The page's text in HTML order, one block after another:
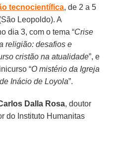
tecnocientífica, de 2 a 5
Leopoldo). A
dia 3, com o tema “Crise
religião: desafios e
cristão na atualidade”, e
“O mistério da Igreja
Inácio de Loyola”.
Dalla Rosa, doutor
do Instituto Humanitas